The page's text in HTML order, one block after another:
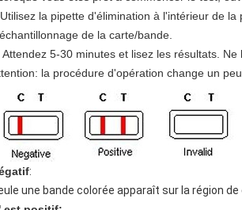
la pipette d'élimination à l'intérieur de
de la carte/bande.
Attendez 5-30 minutes et lisez les résultats.
la procédure d'opération change un
:
une bande colorée apparaît sur la région